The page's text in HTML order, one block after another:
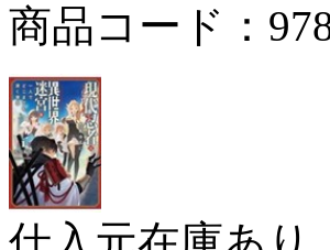
商品コード：